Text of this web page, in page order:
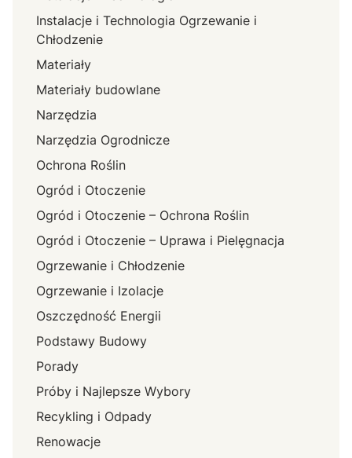
Instalacje i Technologia Ogrzewanie i
Chłodzenie
Materiały
Materiały budowlane
Narzędzia
Narzędzia Ogrodnicze
Ochrona Roślin
Ogród i Otoczenie
Ogród i Otoczenie – Ochrona Roślin
Ogród i Otoczenie – Uprawa i Pielęgnacja
Ogrzewanie i Chłodzenie
Ogrzewanie i Izolacje
Oszczędność Energii
Podstawy Budowy
Porady
Próby i Najlepsze Wybory
Recykling i Odpady
Renowacje